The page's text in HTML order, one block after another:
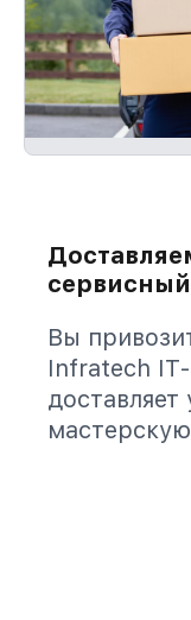
Вы
Infratech